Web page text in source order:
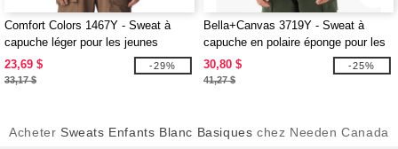
Comfort Colors 1467Y - Sweat à
capuche léger pour les jeunes
23,69 $
33,17 $
-29%
Bella+Canvas 3719Y - Sweat à
capuche en polaire éponge pour les
jeunes
30,80 $
41,27 $
-25%
Acheter Sweats Enfants Blanc Basiques chez Needen Canada